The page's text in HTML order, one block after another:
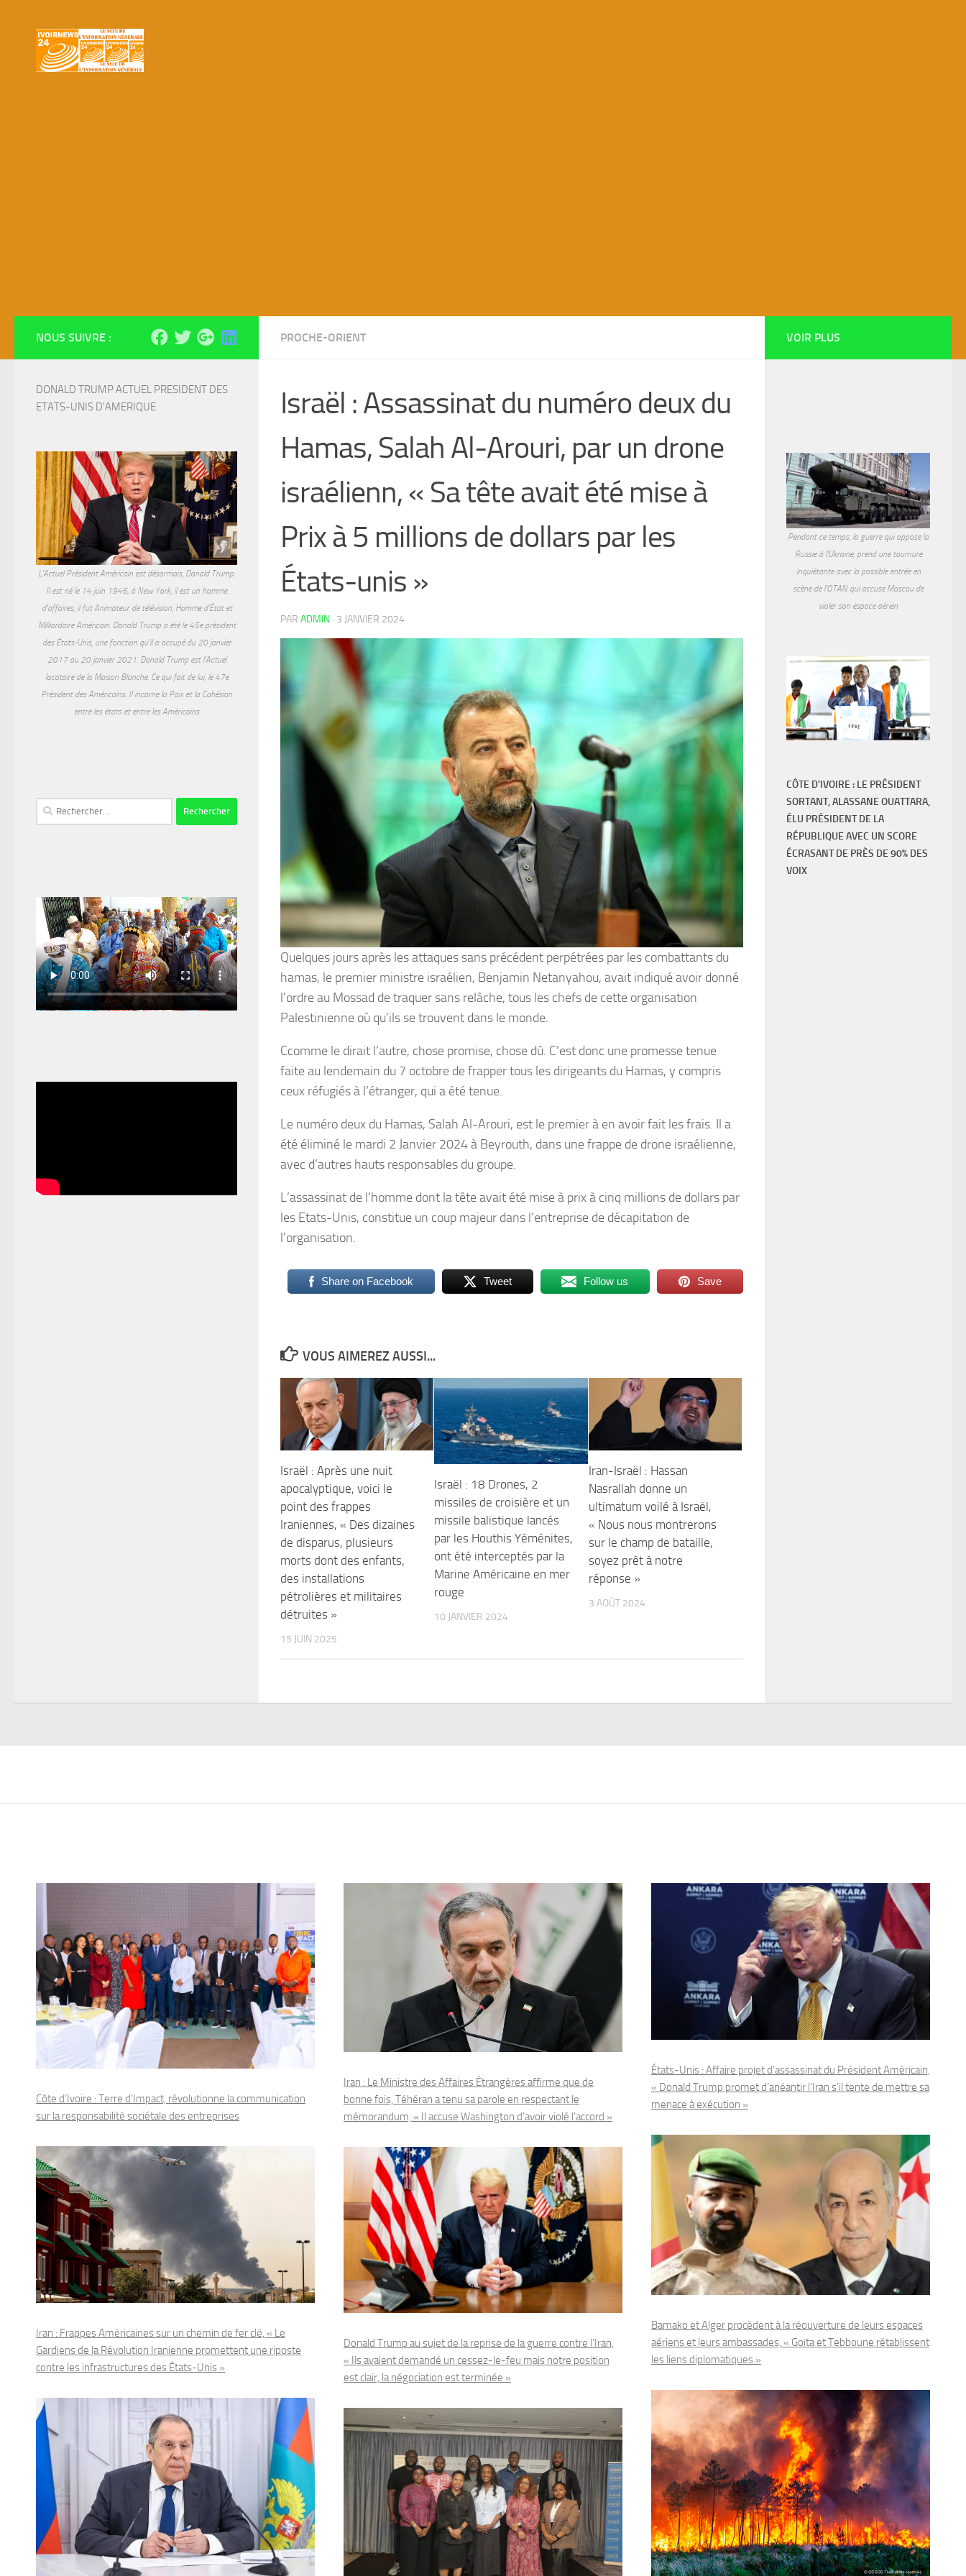
PROCHE-ORIENT
Israël : Assassinat du numéro deux du
Hamas, Salah Al-Arouri, par un drone
israélienn, « Sa tête avait été mise à
Prix à 5 millions de dollars par les
États-unis »
PAR ADMIN · 3 JANVIER 2024
Quelques jours après les attaques sans précédent perpétrées par les combattants du
hamas, le premier ministre israélien, Benjamin Netanyahou, avait indiqué avoir donné
l’ordre au Mossad de traquer sans relâche, tous les chefs de cette organisation
Palestinienne où qu’ils se trouvent dans le monde.
Ccomme le dirait l’autre, chose promise, chose dû. C’est donc une promesse tenue
faite au lendemain du 7 octobre de frapper tous les dirigeants du Hamas, y compris
ceux réfugiés à l’étranger, qui a été tenue.
Le numéro deux du Hamas, Salah Al-Arouri, est le premier à en avoir fait les frais. Il a
été éliminé le mardi 2 Janvier 2024 à Beyrouth, dans une frappe de drone israélienne,
avec d’autres hauts responsables du groupe.
L’assassinat de l’homme dont la tête avait été mise à prix à cinq millions de dollars par
les Etats-Unis, constitue un coup majeur dans l’entreprise de décapitation de
l’organisation.
Share on Facebook Tweet Follow us Save
VOUS AIMEREZ AUSSI...
Israël : Après une nuit
apocalyptique, voici le
point des frappes
Iraniennes, « Des dizaines
de disparus, plusieurs
morts dont des enfants,
des installations
pétrolières et militaires
détruites »
15 JUIN 2025
Israël : 18 Drones, 2
missiles de croisière et un
missile balistique lancés
par les Houthis Yéménites,
ont été interceptés par la
Marine Américaine en mer
rouge
10 JANVIER 2024
Iran-Israël : Hassan
Nasrallah donne un
ultimatum voilé à Israël,
« Nous nous montrerons
sur le champ de bataille,
soyez prêt à notre
réponse »
3 AOÛT 2024
NOUS SUIVRE :
DONALD TRUMP ACTUEL PRESIDENT DES
ETATS-UNIS D'AMERIQUE
L'Actuel Président Américain est désormais, Donald Trump.
Il est né le 14 juin 1946, à New York, il est un homme
d'affaires, il fut Animateur de télévision, Homme d'État et
Milliardaire Américain. Donald Trump a été le 45e président
des États-Unis, une fonction qu'il a occupé du 20 janvier
2017 au 20 janvier 2021. Donald Trump est l'Actuel
locataire de la Maison Blanche. Ce qui fait de lui, le 47e
Président des Américains. Il incarne la Paix et la Cohésion
entre les états et entre les Américains
Rechercher :
VOIR PLUS
Pendant ce temps, la guerre qui oppose la
Russie à l'Ukraine, prend une tournure
inquiétante avec la possible entrée en
scène de l'OTAN qui accuse Moscou de
violer son espace aérien
CÔTE D'IVOIRE : LE PRÉSIDENT
SORTANT, ALASSANE OUATTARA,
ÉLU PRÉSIDENT DE LA
RÉPUBLIQUE AVEC UN SCORE
ÉCRASANT DE PRÈS DE 90% DES
VOIX
Côte d’Ivoire : Terre d’Impact, révolutionne la communication
sur la responsabilité sociétale des entreprises
Iran : Frappes Américaines sur un chemin de fer clé, « Le
Gardiens de la Révolution Iranienne promettent une riposte
contre les infrastructures des États-Unis »
Iran : Le Ministre des Affaires Étrangères affirme que de
bonne fois, Téhéran a tenu sa parole en respectant le
mémorandum, « Il accuse Washington d’avoir violé l’accord »
Donald Trump au sujet de la reprise de la guerre contre l’Iran,
« Ils avaient demandé un cessez-le-feu mais notre position
est clair, la négociation est terminée »
États-Unis : Affaire projet d’assassinat du Président Américain,
« Donald Trump promet d’anéantir l’Iran s’il tente de mettre sa
menace à exécution »
Bamako et Alger procèdent à la réouverture de leurs espaces
aériens et leurs ambassades, « Goïta et Tebboune rétablissent
les liens diplomatiques »